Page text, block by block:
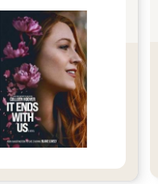
迷……總尋不著房門」
這時出現在基甸（他是被
碰一塊磐石來授予他一個
廟裡，發現了另一尊不太
是刻在牆裡面的雕塑。顯
伸出類似太空人的「耳